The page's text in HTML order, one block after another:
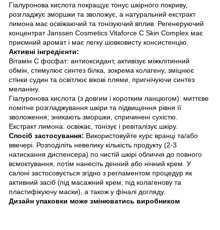
Гіалуронова кислота покращує тонус шкірного покриву,
розгладжує зморшки та зволожує, а натуральний екстракт
лимона має освіжаючий та тонізуючий вплив. Регенеруючий
концентрат Janssen Cosmetics Vitaforce C Skin Complex має
приємний аромат і має легку шовковисту консистенцію.
Активні інгредієнти:
Вітамін С фосфат: антиоксидант, активізує міжклітинний
обмін, стимулює синтез білка, зокрема колагену, зміцнює
стінки судин та освітлює вікові плями, пригнічуючи синтез
меланіну.
Гіалуронова кислота (з довгим і коротким ланцюгом): миттєве
помітне розгладжування шкіри та підвищення рівня її
зволоження; зникають зморшки, спричинені сухістю.
Екстракт лимона: освіжає, тонізує і ревіталізує шкіру.
Спосіб застосування: Використовуйте курс вранці та/або
ввечері. Розподіліть невелику кількість продукту (2-3
натискання диспенсера) по чистій шкірі обличчя до повного
всмоктування, потім нанесіть денний або нічний крем. У
салоні застосовується згідно з регламентом процедур як
активний засіб (під масажний крем, під колагенову та
пластифікуючу маски), а також у фіналі догляду.
Дизайн упаковки може змінюватись виробником